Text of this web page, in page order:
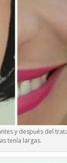
y después del
tenía largas.